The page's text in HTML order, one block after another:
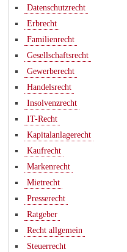
Datenschutzrecht
Erbrecht
Familienrecht
Gesellschaftsrecht
Gewerberecht
Handelsrecht
Insolvenzrecht
IT-Recht
Kapitalanlagerecht
Kaufrecht
Markenrecht
Mietrecht
Presserecht
Ratgeber
Recht allgemein
Steuerrecht